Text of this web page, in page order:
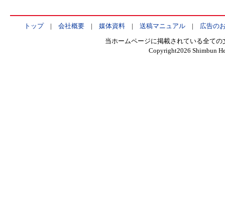
トップ| 会社概要| 媒体資料| 送稿マニュアル| 広告の
当ホームページに掲載されている全て
Copyright2026 Shimbun